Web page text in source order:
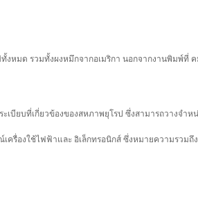
งหมด รวมทั้งผงหมึกจากอเมริกา นอกจากงานพิม
ที่เกี่ยวข้องของสหภาพยุโรป ซึ่งสามารถวางจำหน่
ครื่องใช้ไฟฟ้าและ อิเล็กทรอนิกส์ ซึ่งหมายความรว